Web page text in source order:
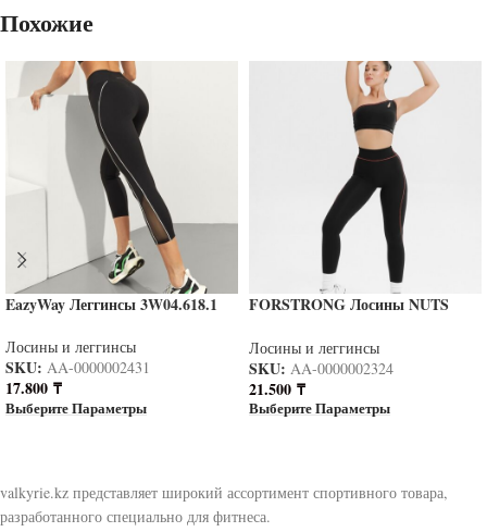
Похожие
EazyWay Леггинсы 3W04.618.1
Лосины и леггинсы
SKU: AA-0000002431
17.800 ₸
Выберите Параметры
FORSTRONG Лосины NUTS
Лосины и леггинсы
SKU: AA-0000002324
21.500 ₸
Выберите Параметры
valkyrie.kz представляет широкий ассортимент спортивного товара,
разработанного специально для фитнеса.